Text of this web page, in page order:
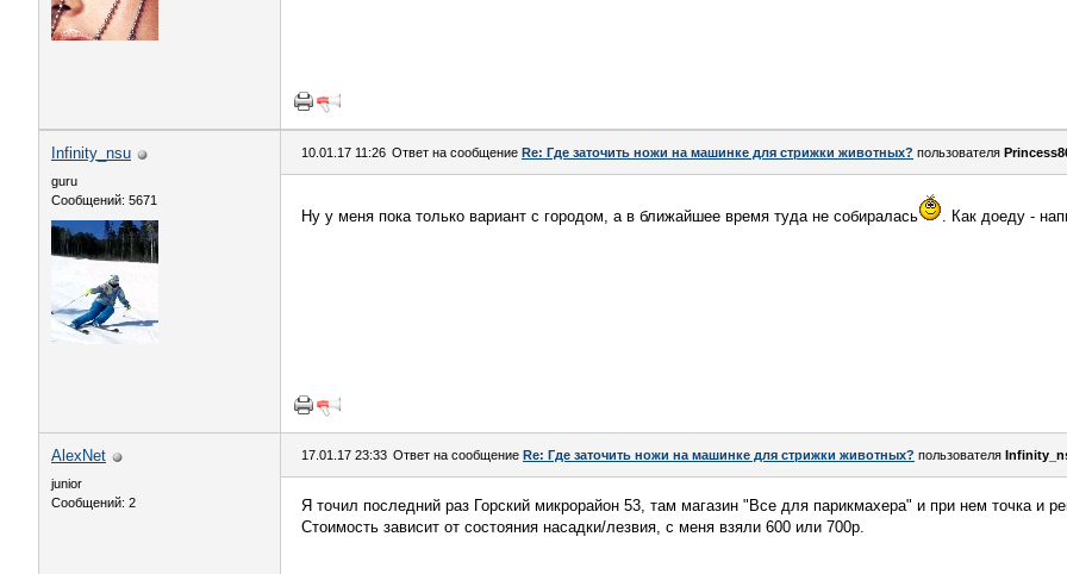
Infinity_nsu
guru
Сообщений: 5671
10.01.17 11:26 Ответ на сообщение Re: Где заточить ножи на машинке для стрижки животных? пользователя
Ну у меня пока только вариант с городом, а в ближайшее время туда не собиралась . Как доеду -
AlexNet
junior
Сообщений: 2
17.01.17 23:33 Ответ на сообщение Re: Где заточить ножи на машинке для стрижки животных? пользователя
Я точил последний раз Горский микрорайон 53, там магазин "Все для парикмахера" и при нем точка и
Стоимость зависит от состояния насадки/лезвия, с меня взяли 600 или 700р.